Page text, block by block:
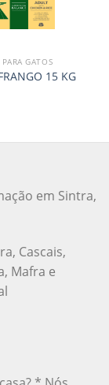
GATOS
15 KG
em Sintra,
Cascais,
Mafra e